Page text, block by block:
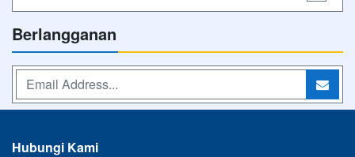
Berlangganan
Hubungi Kami